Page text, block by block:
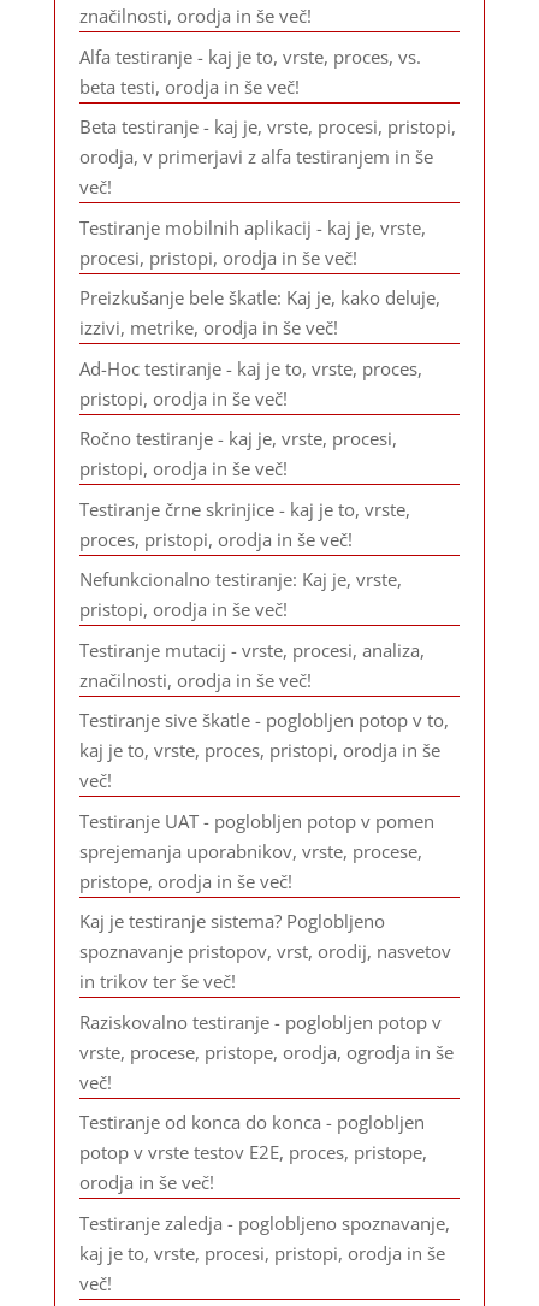
značilnosti, orodja in še več!
Alfa testiranje - kaj je to, vrste, proces, vs.
beta testi, orodja in še več!
Beta testiranje - kaj je, vrste, procesi, pristopi,
orodja, v primerjavi z alfa testiranjem in še
več!
Testiranje mobilnih aplikacij - kaj je, vrste,
procesi, pristopi, orodja in še več!
Preizkušanje bele škatle: Kaj je, kako deluje,
izzivi, metrike, orodja in še več!
Ad-Hoc testiranje - kaj je to, vrste, proces,
pristopi, orodja in še več!
Ročno testiranje - kaj je, vrste, procesi,
pristopi, orodja in še več!
Testiranje črne skrinjice - kaj je to, vrste,
proces, pristopi, orodja in še več!
Nefunkcionalno testiranje: Kaj je, vrste,
pristopi, orodja in še več!
Testiranje mutacij - vrste, procesi, analiza,
značilnosti, orodja in še več!
Testiranje sive škatle - poglobljen potop v to,
kaj je to, vrste, proces, pristopi, orodja in še
več!
Testiranje UAT - poglobljen potop v pomen
sprejemanja uporabnikov, vrste, procese,
pristope, orodja in še več!
Kaj je testiranje sistema? Poglobljeno
spoznavanje pristopov, vrst, orodij, nasvetov
in trikov ter še več!
Raziskovalno testiranje - poglobljen potop v
vrste, procese, pristope, orodja, ogrodja in še
več!
Testiranje od konca do konca - poglobljen
potop v vrste testov E2E, proces, pristope,
orodja in še več!
Testiranje zaledja - poglobljeno spoznavanje,
kaj je to, vrste, procesi, pristopi, orodja in še
več!